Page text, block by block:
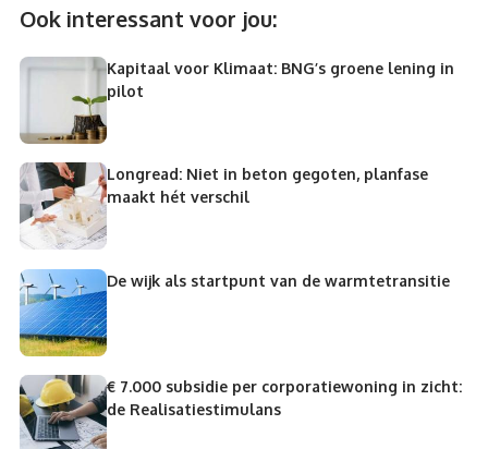
Ook interessant voor jou:
Kapitaal voor Klimaat: BNG’s groene lening in
pilot
Longread: Niet in beton gegoten, planfase
maakt hét verschil
De wijk als startpunt van de warmtetransitie
€ 7.000 subsidie per corporatiewoning in zicht:
de Realisatiestimulans